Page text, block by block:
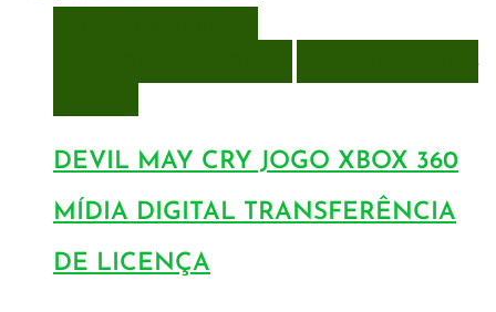
DEVIL MAY CRY JOGO XBOX 360
MÍDIA DIGITAL TRANSFERÊNCIA
DE LICENÇA